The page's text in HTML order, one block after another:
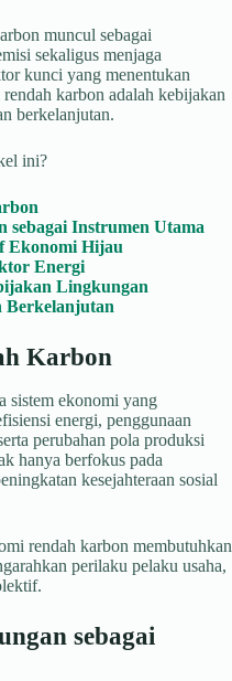
muncul sebagai
sekaligus menjaga
kunci yang menentukan
karbon adalah kebijakan
berkelanjutan.
ini?
Instrumen Utama
Ekonomi Hijau
Energi
Lingkungan
Berkelanjutan
Karbon
sistem ekonomi yang
energi, penggunaan
perubahan pola produksi
hanya berfokus pada
kesejahteraan sosial
rendah karbon membutuhkan
perilaku pelaku usaha,
sebagai